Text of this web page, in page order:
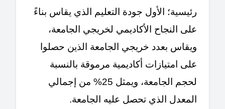
رئيسية؛ الأول جودة التعليم الذي يقاس بناءً
على النجاح الأكاديمي لخريجي الجامعة،
ويقاس بعدد خريجي الجامعة الذين حصلوا
على امتيازات أكاديمية مرموقة بالنسبة
لحجم الجامعة، ويمثل 25% من إجمالي
المعدل الذي تحصل عليه الجامعة.